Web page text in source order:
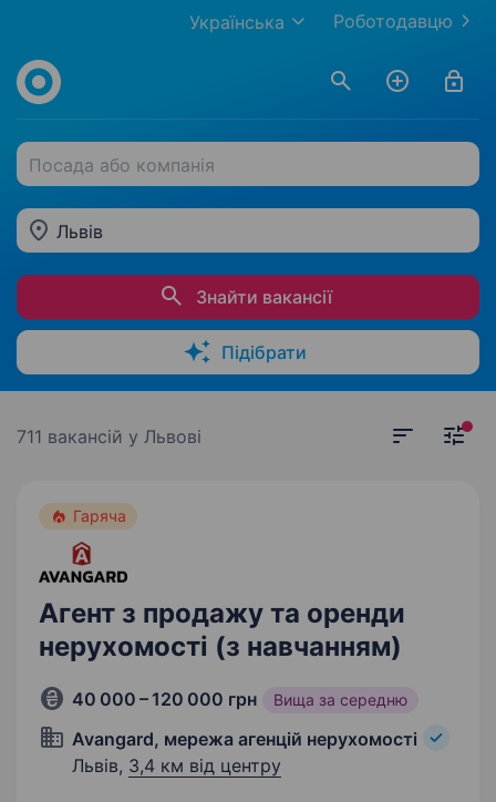
Роботодавцю
Українська
Посада або компанія
Львів
Знайти вакансії
Підібрати
711 вакансій у Львові
Гаряча
Агент з продажу та оренди
нерухомості (з навчанням)
40 000 – 120 000 грн Вища за середню
Avangard, мережа агенцій нерухомості
Львів, 3,4 км від центру